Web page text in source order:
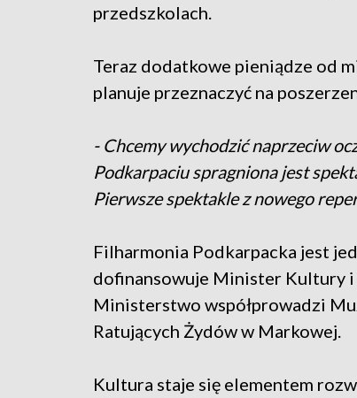
przedszkolach.
Teraz dodatkowe pieniądze od
planuje przeznaczyć na
- Chcemy wychodzić naprzeciw
Podkarpaciu spragniona jest
Pierwsze spektakle z nowego
Filharmonia Podkarpacka jest
dofinansowuje Minister Kultury i
Ministerstwo współprowadzi
Ratujących Żydów w Markowej.
Kultura staje się elementem